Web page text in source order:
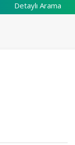
Detaylı Arama